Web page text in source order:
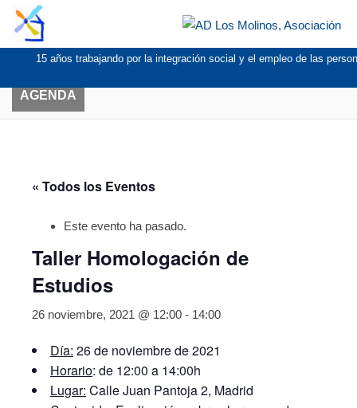
15 años trabajando por la integración social y el empleo de las
AGENDA
« Todos los Eventos
Este evento ha pasado.
Taller Homologación de
Estudios
26 noviembre, 2021 @ 12:00 - 14:00
Día: 26 de noviembre de 2021
Horario: de 12:00 a 14:00h
Lugar: Calle Juan Pantoja 2, Madrid